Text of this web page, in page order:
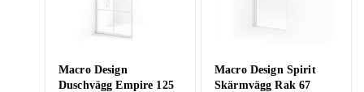
Macro Design
Duschvägg Empire 125
Macro Design Spirit
Skärmvägg Rak 67